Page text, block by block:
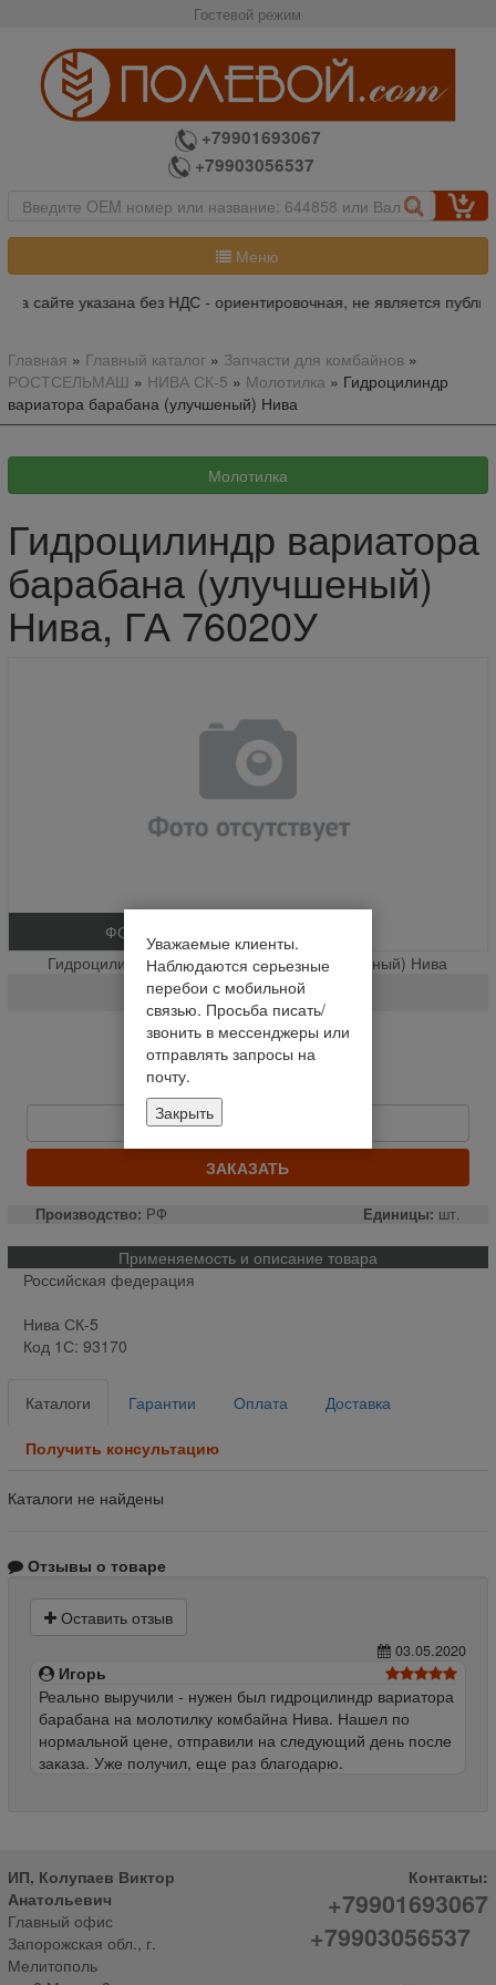
Гостевой режим
+79901693067
+79903056537
Меню
сайте указана без НДС - ориентировочная, не является
Главная » Главный каталог» Запчасти для комбайнов»
РОСТСЕЛЬМАШ » НИВА СК-5 » Молотилка » Гидроцилиндр
вариатора барабана (улучшеный) Нива
Гидроцилиндр вариатора
барабана (улучшеный)
Нива, ГА 76020У
ФОТО
Гидроцилиндр вариатора барабана (улучшеный) Нива
ГА 76020У
Нет в наличии
Уведомить о наличии
Цену уточняйте
Быстрый заказ
ЗАКАЗАТЬ
Производство: РФ Единицы: шт.
Применяемость и описание товара
Российская федерация
Нива СК-5
Код 1С: 93170
Каталоги Гарантии Оплата Доставка
Получить консультацию
Каталоги не найдены
Отзывы о товаре
Оставить отзыв
03.05.2020
Игорь
Реально выручили - нужен был гидроцилиндр вариатора
барабана на молотилку комбайна Нива. Нашел по
нормальной цене, отправили на следующий день после
заказа. Уже получил, еще раз благодарю.
ИП, Колупаев Виктор
Анатольевич
Главный офис
Запорожская обл., г.
Мелитополь
Контакты:
+79901693067
+79903056537
Уважаемые клиенты.
Наблюдаются серьезные
перебои с мобильной
связью. Просьба писать/
звонить в мессенджеры или
отправлять запросы на
почту.
Закрыть